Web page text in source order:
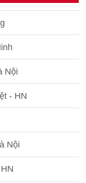
Nội
- HN
Nội